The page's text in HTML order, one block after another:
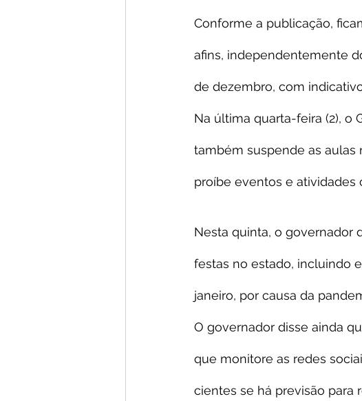
Conforme a publicação,
afins, independentemente
de dezembro, com
Na última quarta-feira (2), o
também suspende as aulas
proíbe eventos e atividades
Nesta quinta, o governador
festas no estado, incluindo
janeiro, por causa da
O governador disse ainda
que monitore as redes
cientes se há previsão para